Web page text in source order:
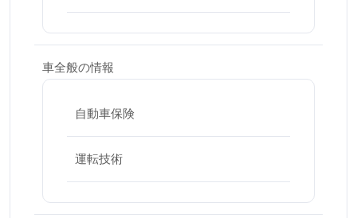
車全般の情報
自動車保険
運転技術